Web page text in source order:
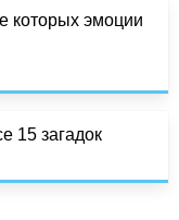
которых эмоции
15 загадок